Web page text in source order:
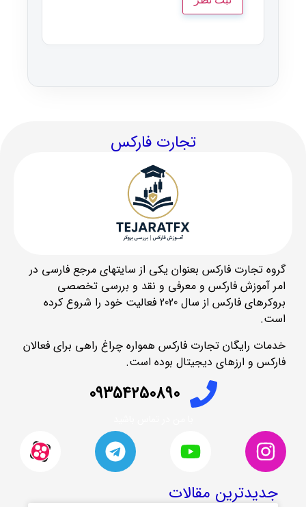
تجارت فارکس
گروه تجارت فارکس بعنوان یکی از سایتهای مرجع فارسی در
امر آموزش فارکس و معرفی و نقد و بررسی تخصصی
بروکرهای فارکس از سال 2020 فعالیت خود را شروع کرده
است.
خدمات رایگان تجارت فارکس همواره چراغ راهی برای فعالان
فارکس و ارزهای دیجیتال بوده است.
09354250890
جدیدترین مقالات